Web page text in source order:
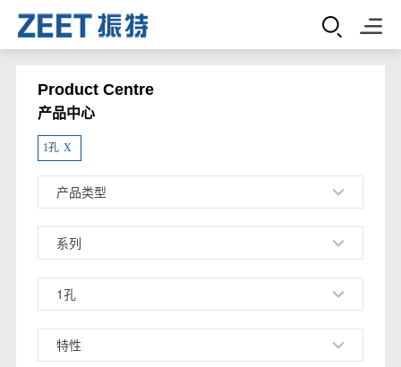
Product Centre
产品中心
1孔 X
产品类型
系列
1孔
特性